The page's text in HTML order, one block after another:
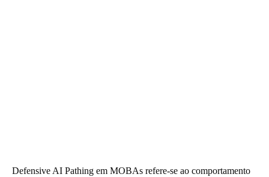
Defensive AI Pathing em MOBAs refere-se ao comportamento